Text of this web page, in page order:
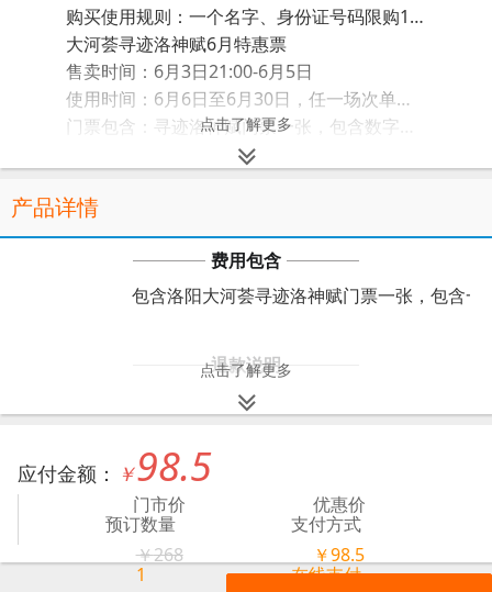
购买使用规则：一个名字、身份证号码限购1张票，一单可订多人多张。支持护照、港澳通行证、台胞证下单。身份证购票的刷身份证检票入场，其他证件和无身份证儿童需要换票入场。6月6日-30日任一场次单人单次使用有效。
大河荟寻迹洛神赋6月特惠票
售卖时间：6月3日21:00-6月5日
使用时间：6月6日至6月30日，任一场次单次使用有效。
门票包含：寻迹洛神赋门票一张，包含数字博物馆+寻迹剧场表演。
门票形式：订票成功会收到【洛阳大河荟】开头的电子票短信，购票成功如未收到短信，请及时联系票小铺客服核实。如出票成功未收到短信，系近期运营商短信管控，不影响正常使用。
退改规则：有效期内未使用可申请退单。
免票政策：1.2米以下免票（特别小的小孩不建议携带），演出活动其余人群、证件无优惠！
入场流程：提前15分钟开始检票检票入场--二楼寻迹剧场观看演出--一楼数字博物馆参观（全程约1小时15分钟，其中寻迹剧场表演约45分钟，以上入场流程仅供参考，以演出当天入场流程为准，请提前到场，不要迟到。）
地址：洛阳市洛龙区金城寨街与通衢街交叉口东南大河荟（龙门高铁站西约900米）。
1.平时提前15分钟排队检票即可；开场10分钟停止检票；本演出实行一人一票制；扫码检票入场，不支持身份证检票。
2.每位购票观众可以携带一名身高不超过1.2米（含）的儿童入场，超过1.2米以上的儿童需购买全价票；监护人应保证儿童在演出期间的安全和秩序。
4.温馨提醒：购票后需合理安排日程，及时使用，以免造成损失！
5.本演出为室内行浸式演出，全程没有座位。剧场灯光较暗，请注意脚下，听从工作人员指引，注意安全。
6.本演出包含激光、声电、烟雾等特效，孕妇、婴幼儿、患有心脏病、高血压等人群审慎评估自身情况，确保人身安全的前提下自愿购票。
7.由于版权原因，请勿携带照相机、摄像机、三脚架、柔光灯等有光源的专业摄影摄像设备入场。
8.为了观众的安全和剧场秩序，请勿携带折叠式自行车、踏板车、滑板车、滚轮鞋等代步工具入场观演。
点击了解更多
产品详情
费用包含
包含洛阳大河荟寻迹洛神赋门票一张，包含一
退款说明
活动票有效期内未使用，可申请退单。
洛阳大河荟项目《寻迹洛神赋》项目由全域行浸剧
点击了解更多
应付金额： ￥98.5
门市价
优惠价
预订数量
支付方式
￥268 ￥98.5
1
在线支付